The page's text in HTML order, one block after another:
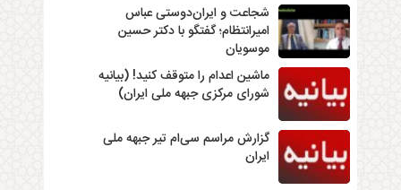
شجاعت و ایران‌دوستی عباس
امیرانتظام؛ گفتگو با دکتر حسین
موسویان
ماشین اعدام را متوقف کنید! (بیانیه
شورای مرکزی جبهه ملی ایران)
گزارش مراسم سی‌ام تیر جبهه ملی
ایران